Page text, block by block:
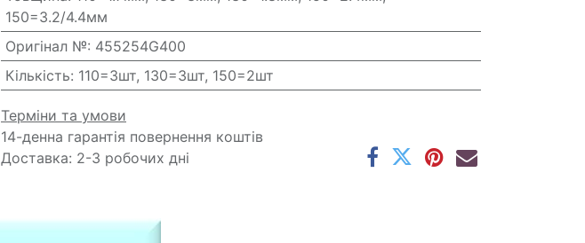
150=3.2/4.4мм
Оригінал №: 455254G400
Кількість: 110=3шт, 130=3шт, 150=2шт
Терміни та умови
14-денна гарантія повернення коштів
Доставка: 2-3 робочих дні